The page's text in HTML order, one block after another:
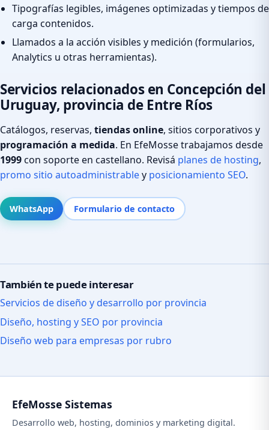
Tipografías legibles, imágenes optimizadas y tiempos de
carga contenidos.
Llamados a la acción visibles y medición (formularios,
Analytics u otras herramientas).
Servicios relacionados en Concepción del
Uruguay, provincia de Entre Ríos
Catálogos, reservas, tiendas online, sitios corporativos y
programación a medida. En EfeMosse trabajamos desde
1999con soporte en castellano. Revisá planes de hosting,
promo sitio autoadministrabley posicionamiento SEO.
WhatsApp Formulario de contacto
También te puede interesar
Servicios de diseño y desarrollo por provincia
Diseño, hosting y SEO por provincia
Diseño web para empresas por rubro
EfeMosse Sistemas
Desarrollo web, hosting, dominios y marketing digital.